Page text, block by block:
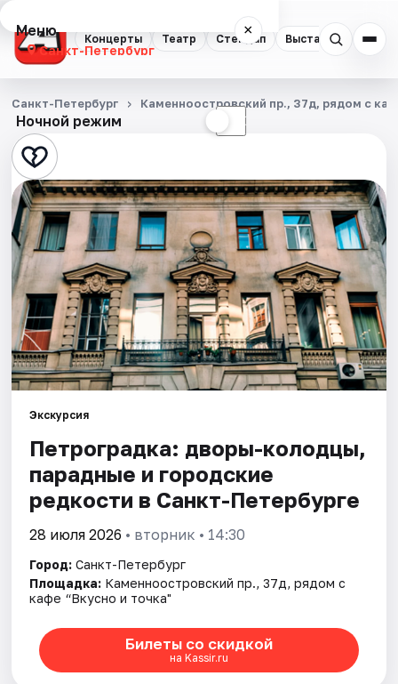
Концерты Театр Стендап Выставки
Меню ×
Санкт-Петербург
Концерты
Театр
Стендап
Выставки
Квесты
Экскурсии
Спорт
События
Города
Площадки
Артисты
Рейтинги
Ночной режим ☾
Санкт-Петербург Каменноостровский пр., 37д, рядом с
Экскурсия
Петроградка: дворы-колодцы,
парадные и городские
редкости в Санкт-Петербурге
28 июля 2026 • вторник • 14:30
Город: Санкт-Петербург
Площадка: Каменноостровский пр., 37д, рядом с
кафе “Вкусно и точка"
Билеты со скидкой
на Kassir.ru